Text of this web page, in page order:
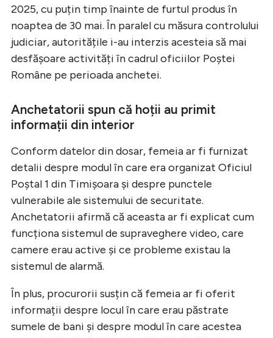
2025, cu puțin timp înainte de furtul produs în
noaptea de 30 mai. În paralel cu măsura controlului
judiciar, autoritățile i-au interzis acesteia să mai
desfășoare activități în cadrul oficiilor Poștei
Române pe perioada anchetei.
Anchetatorii spun că hoții au primit
informații din interior
Conform datelor din dosar, femeia ar fi furnizat
detalii despre modul în care era organizat Oficiul
Poștal 1 din Timișoara și despre punctele
vulnerabile ale sistemului de securitate.
Anchetatorii afirmă că aceasta ar fi explicat cum
funcționa sistemul de supraveghere video, care
camere erau active și ce probleme existau la
sistemul de alarmă.
În plus, procurorii susțin că femeia ar fi oferit
informații despre locul în care erau păstrate
sumele de bani și despre modul în care acestea